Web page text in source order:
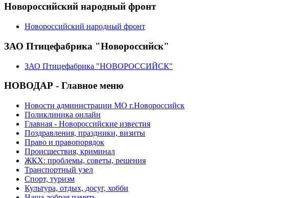
Новороссийский народный фронт
Новороссийский народный фронт
ЗАО Птицефабрика "Новороссийск"
ЗАО Птицефабрика "НОВОРОССИЙСК"
НОВОДАР - Главное меню
Новости администрации МО г.Новороссийск
Поликлиника онлайн
Главная - Новороссийские известия
Поздравления, праздники, визиты
Право и правопорядок
Происшествия, криминал
ЖКХ: проблемы, советы, решения
Транспортный узел
Спорт, туризм
Культура, отдых, досуг, хобби